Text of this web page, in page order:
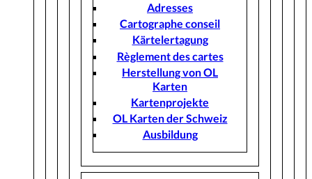
Adresses
Cartographe conseil
Kärtelertagung
Règlement des cartes
Herstellung von OL
Karten
Kartenprojekte
OL Karten der Schweiz
Ausbildung